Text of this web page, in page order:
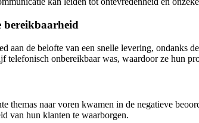
bereikbaarheid
aan de belofte van een snelle levering, ondanks
telefonisch onbereikbaar was, waardoor ze hun
themas naar voren kwamen in de negatieve
van hun klanten te waarborgen.